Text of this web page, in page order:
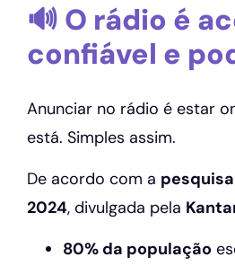
🔊 O rádio é
confiável e
Anunciar no rádio é estar
está. Simples assim.
De acordo com a
2024, divulgada pela
80% da população